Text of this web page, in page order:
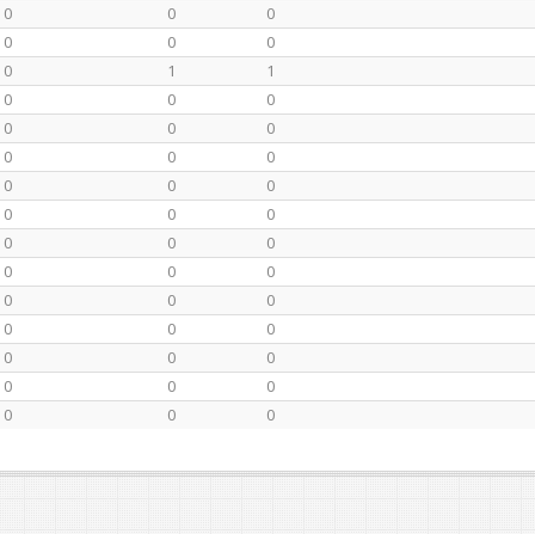
0 0
0
0 0
0
0 1
1
0 0
0
0 0
0
0 0
0
0 0
0
0 0
0
0 0
0
0 0
0
0 0
0
0 0
0
0 0
0
0 0
0
0 0 0